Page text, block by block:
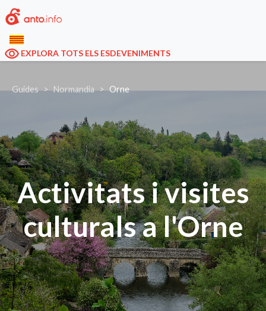
EXPLORA TOTS ELS ESDEVENIMENTS
Guides Normandia Orne
Activitats i visites
culturals a l'Orne